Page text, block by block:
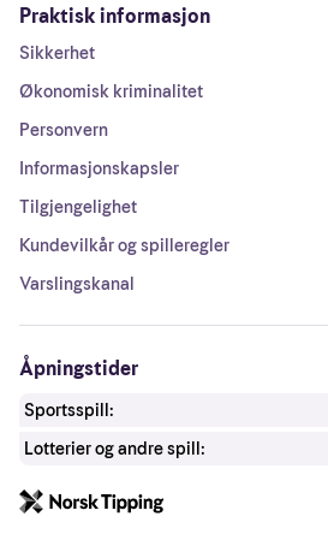
Praktisk informasjon
Sikkerhet
Økonomisk kriminalitet
Personvern
Informasjonskapsler
Tilgjengelighet
Kundevilkår og spilleregler
Varslingskanal
Åpningstider
Sportsspill:
Lotterier og andre spill: